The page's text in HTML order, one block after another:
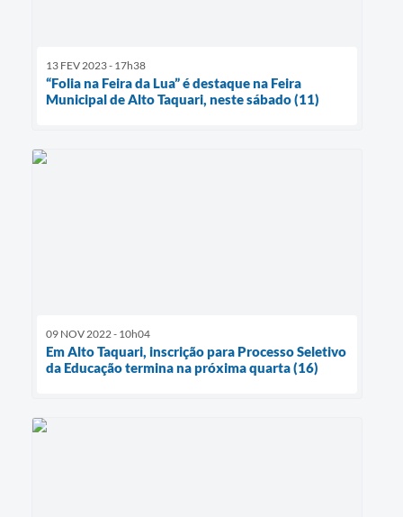
13 FEV 2023 - 17h38
“Folia na Feira da Lua” é destaque na Feira
Municipal de Alto Taquari, neste sábado (11)
09 NOV 2022 - 10h04
Em Alto Taquari, inscrição para Processo Seletivo
da Educação termina na próxima quarta (16)